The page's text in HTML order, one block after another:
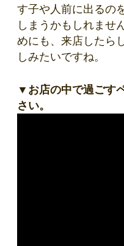
す子や人前に出るの
しまうかもしれませ
めにも、来店したら
しみたいですね。
▼お店の中で過ごす
さい。